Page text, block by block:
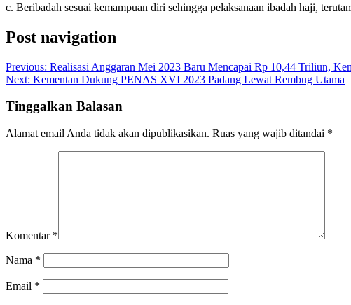
c. Beribadah sesuai kemampuan diri sehingga pelaksanaan ibadah haji,
Post navigation
Previous: Realisasi Anggaran Mei 2023 Baru Mencapai Rp 10,44 Triliun,
Next: Kementan Dukung PENAS XVI 2023 Padang Lewat Rembug Utama
Tinggalkan Balasan
Alamat email Anda tidak akan dipublikasikan. Ruas yang wajib ditandai *
Komentar *
Nama *
Email *